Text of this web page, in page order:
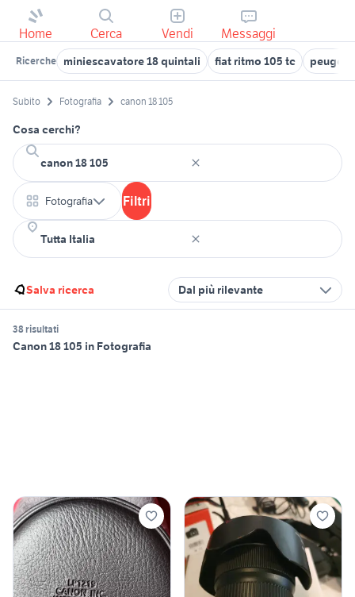
Home Cerca Vendi Messaggi
Ricerche miniescavatore 18 quintali fiat ritmo 105 tc
Subito Fotografia canon 18 105
Cosa cerchi?
Fotografia Filtri
Salva ricerca Dal più rilevante
38 risultati
Canon 18 105 in Fotografia